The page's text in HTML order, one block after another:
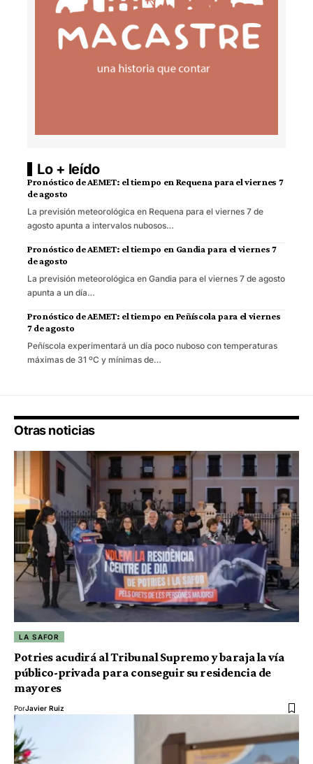
Lo + leído
Pronóstico de AEMET: el tiempo en Requena para el viernes 7
de agosto
La previsión meteorológica en Requena para el viernes 7 de
agosto apunta a intervalos nubosos…
Pronóstico de AEMET: el tiempo en Gandia para el viernes 7
de agosto
La previsión meteorológica en Gandia para el viernes 7 de agosto
apunta a un día…
Pronóstico de AEMET: el tiempo en Peñíscola para el viernes
7 de agosto
Peñíscola experimentará un día poco nuboso con temperaturas
máximas de 31 ºC y mínimas de…
Otras noticias
LA SAFOR
Potries acudirá al Tribunal Supremo y baraja la vía
público-privada para conseguir su residencia de
mayores
PorJavier Ruiz